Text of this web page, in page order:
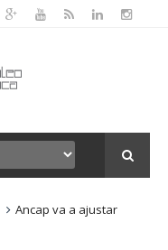
Ancap va a ajustar